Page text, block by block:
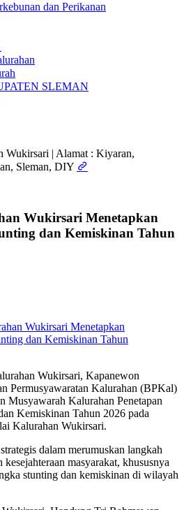
dan Perikanan
SLEMAN
Wukirsari | Alamat : Kiyaran,
Sleman, DIY
Wukirsari Menetapkan
dan Kemiskinan Tahun
Wukirsari, Kapanewon
Permusyawaratan Kalurahan (BPKal)
Musyawarah Kalurahan Penetapan
Kemiskinan Tahun 2026 pada
Kalurahan Wukirsari.
dalam merumuskan langkah
masyarakat, khususnya
stunting dan kemiskinan di wilayah